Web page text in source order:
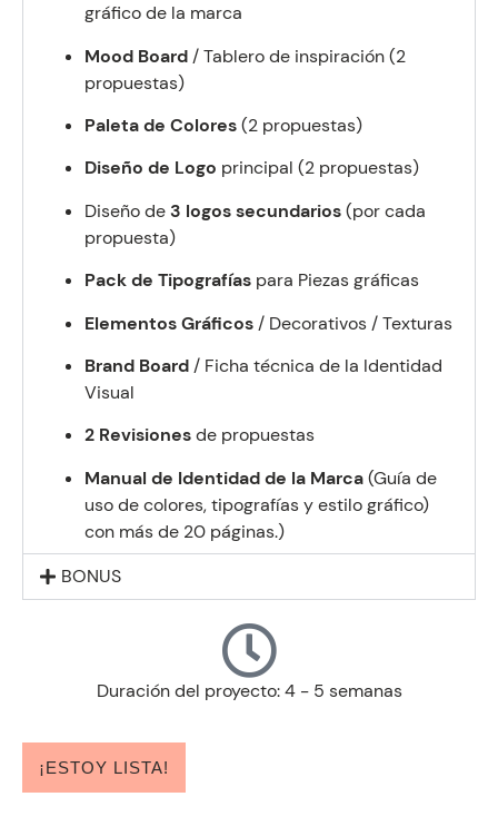
gráfico de la marca
Mood Board / Tablero de inspiración (2
propuestas)
Paleta de Colores(2 propuestas)
Diseño de Logo principal (2 propuestas)
Diseño de3 logos secundarios(por cada
propuesta)
Pack de Tipografías para Piezas gráficas
Elementos Gráficos / Decorativos / Texturas
Brand Board / Ficha técnica de la Identidad
Visual
2 Revisionesde propuestas
Manual de Identidadde la Marca(Guía de
uso de colores, tipografías y estilo gráfico)
con más de 20 páginas.)
BONUS
Duración del proyecto: 4 - 5 semanas
¡ESTOY LISTA!